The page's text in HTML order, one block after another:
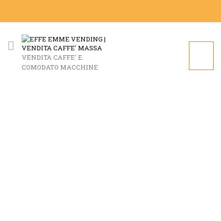
VENDITA CAFFE' E
COMODATO MACCHINE